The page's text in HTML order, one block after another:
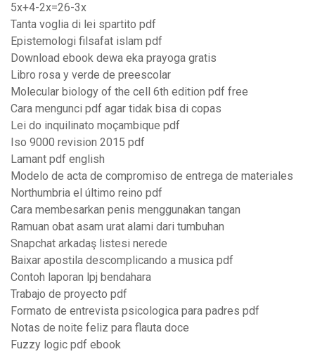
5x+4-2x=26-3x
Tanta voglia di lei spartito pdf
Epistemologi filsafat islam pdf
Download ebook dewa eka prayoga gratis
Libro rosa y verde de preescolar
Molecular biology of the cell 6th edition pdf free
Cara mengunci pdf agar tidak bisa di copas
Lei do inquilinato moçambique pdf
Iso 9000 revision 2015 pdf
Lamant pdf english
Modelo de acta de compromiso de entrega de materiales
Northumbria el último reino pdf
Cara membesarkan penis menggunakan tangan
Ramuan obat asam urat alami dari tumbuhan
Snapchat arkadaş listesi nerede
Baixar apostila descomplicando a musica pdf
Contoh laporan lpj bendahara
Trabajo de proyecto pdf
Formato de entrevista psicologica para padres pdf
Notas de noite feliz para flauta doce
Fuzzy logic pdf ebook